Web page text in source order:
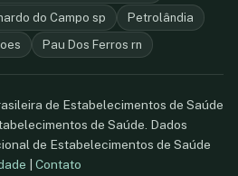
do Campo sp
Petrolândia
Pau Dos Ferros rn
de Estabelecimentos de Saúde
de Saúde. Dados
de Estabelecimentos de Saúde
Contato